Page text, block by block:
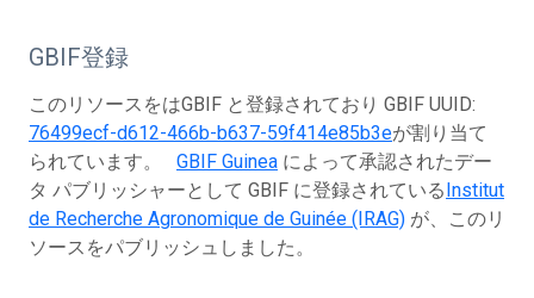
GBIF登録
このリソースをはGBIF と登録されており GBIF UUID:
76499ecf-d612-466b-b637-59f414e85b3eが割り当て
られています。 GBIF Guinea によって承認されたデー
タ パブリッシャーとして GBIF に登録されているInstitut
de Recherche Agronomique de Guinée (IRAG) が、このリ
ソースをパブリッシュしました。